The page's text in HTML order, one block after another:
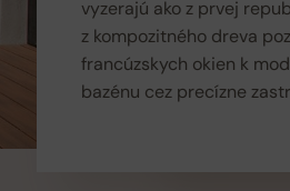
vyzerajú ako z prvej
z kompozitného dreva
francúzskych okien k
bazénu cez precízne